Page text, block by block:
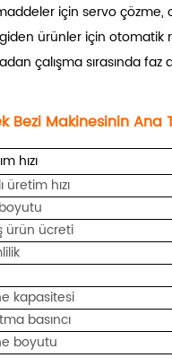
için servo
ürünler için
çalışma sırasında faz
Bezi Makinesinin Ana
hızı
üretim hızı
ürün ücreti
kapasitesi
basıncı
boyutu